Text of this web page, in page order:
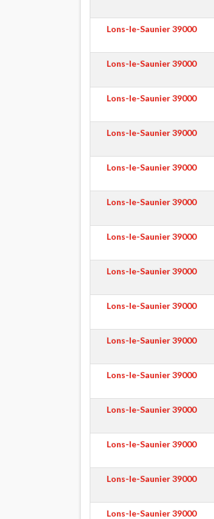
Lons-le-Saunier39000
Lons-le-Saunier39000
Lons-le-Saunier39000
Lons-le-Saunier39000
Lons-le-Saunier39000
Lons-le-Saunier39000
Lons-le-Saunier39000
Lons-le-Saunier39000
Lons-le-Saunier39000
Lons-le-Saunier39000
Lons-le-Saunier39000
Lons-le-Saunier39000
Lons-le-Saunier39000
Lons-le-Saunier39000
Lons-le-Saunier39000